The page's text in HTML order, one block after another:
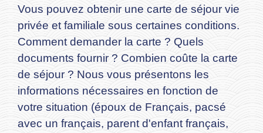
Vous pouvez obtenir une carte de séjour vie
privée et familiale sous certaines conditions.
Comment demander la carte ? Quels
documents fournir ? Combien coûte la carte
de séjour ? Nous vous présentons les
informations nécessaires en fonction de
votre situation (époux de Français, pacsé
avec un français, parent d'enfant français,